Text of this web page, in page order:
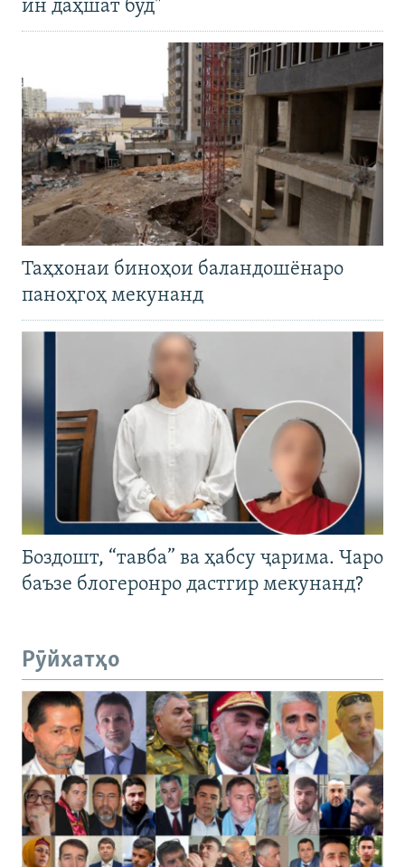
ин даҳшат буд"
Таҳхонаи биноҳои баландошёнаро
паноҳгоҳ мекунанд
Боздошт, “тавба” ва ҳабсу ҷарима. Чаро
баъзе блогеронро дастгир мекунанд?
Рӯйхатҳо